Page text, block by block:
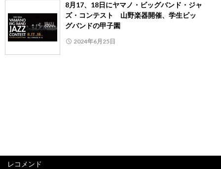
8月17、18日にヤマノ・ビッグバンド・ジャ
ズ・コンテスト 山野楽器開催、学生ビッ
グバンドの甲子園
2024年6月25日
レコメンド